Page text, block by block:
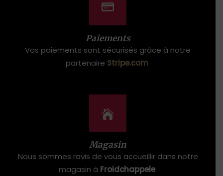
Paiements
Vos paiements sont sécurisés grâce à notre
partenaire Stripe.com.
Magasin
Nous sommes ravis de vous accueillir dans notre
magasin à Froidchappele.